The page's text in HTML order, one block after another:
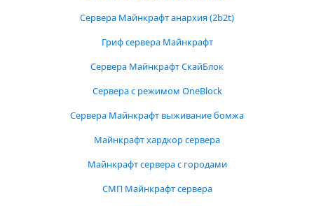
Сервера Майнкрафт анархия (2b2t)
Гриф сервера Майнкрафт
Сервера Майнкрафт СкайБлок
Сервера с режимом OneBlock
Сервера Майнкрафт выживание бомжа
Майнкрафт хардкор сервера
Майнкрафт сервера с городами
СМП Майнкрафт сервера